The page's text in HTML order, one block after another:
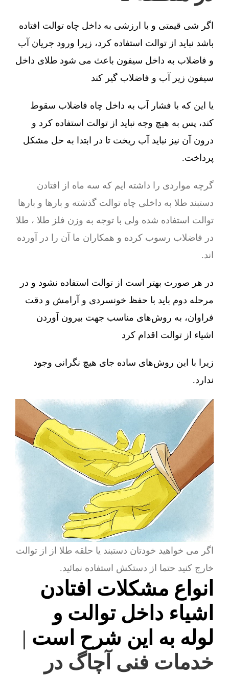
اگر شی قیمتی و با ارزشی به داخل چاه توالت افتاده
باشد نباید از توالت استفاده کرد، زیرا ورود جریان آب
و فاضلاب به داخل سیفون باعث می شود طلای داخل
سیفون زیر آب و فاضلاب گیر کند
یا این که با فشار آب به داخل چاه فاضلاب سقوط
کند، پس به هیچ وجه نباید از توالت استفاده کرد و
درون آن نیز نباید آب ریخت تا در ابتدا به حل مشکل
پرداخت.
گرچه مواردی را داشته ایم که سه ماه از افتادن
دستبند طلا به داخلی چاه توالت گذشته و بارها و بارها
توالت استفاده شده ولی با توجه به وزن فلز طلا ، طلا
در فاضلاب رسوب کرده و همکاران ما آن را در آورده
اند.
در هر صورت بهتر است از توالت استفاده نشود و در
مرحله دوم باید با حفظ خونسردی و آرامش و دقت
فراوان، به روش‌های مناسب جهت بیرون آوردن
اشیاء از توالت اقدام کرد
زیرا با این روش‌های ساده جای هیچ نگرانی وجود
ندارد.
اگر می خواهید خودتان دستبند یا حلقه طلا از از توالت
خارج کنید حتما از دستکش استفاده نمائید.
انواع مشکلات افتادن
اشیاء داخل توالت و
لوله به این شرح است |
خدمات فنی آچاگ در